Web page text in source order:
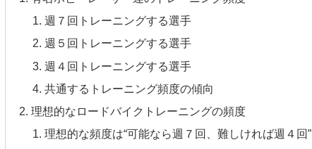
週７回トレーニングする選手
週５回トレーニングする選手
週４回トレーニングする選手
共通するトレーニング頻度の傾向
理想的なロードバイクトレーニングの頻度
理想的な頻度は“可能なら週７回、難しければ週４回”